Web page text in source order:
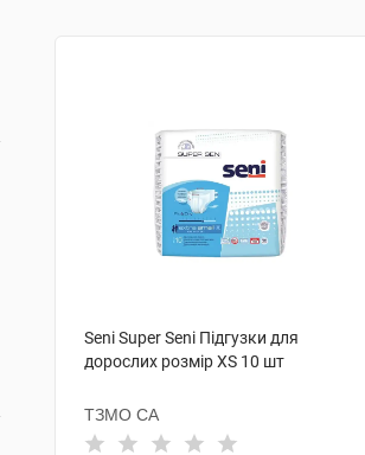
Seni Super Seni Підгузки для
дорослих розмір XS 10 шт
ТЗМО СА